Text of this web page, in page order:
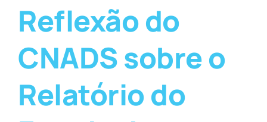
Reflexão do
CNADS sobre o
Relatório do